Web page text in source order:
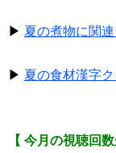
▶ 夏の煮物に関
▶ 夏の食材漢字
【 今月の視聴回